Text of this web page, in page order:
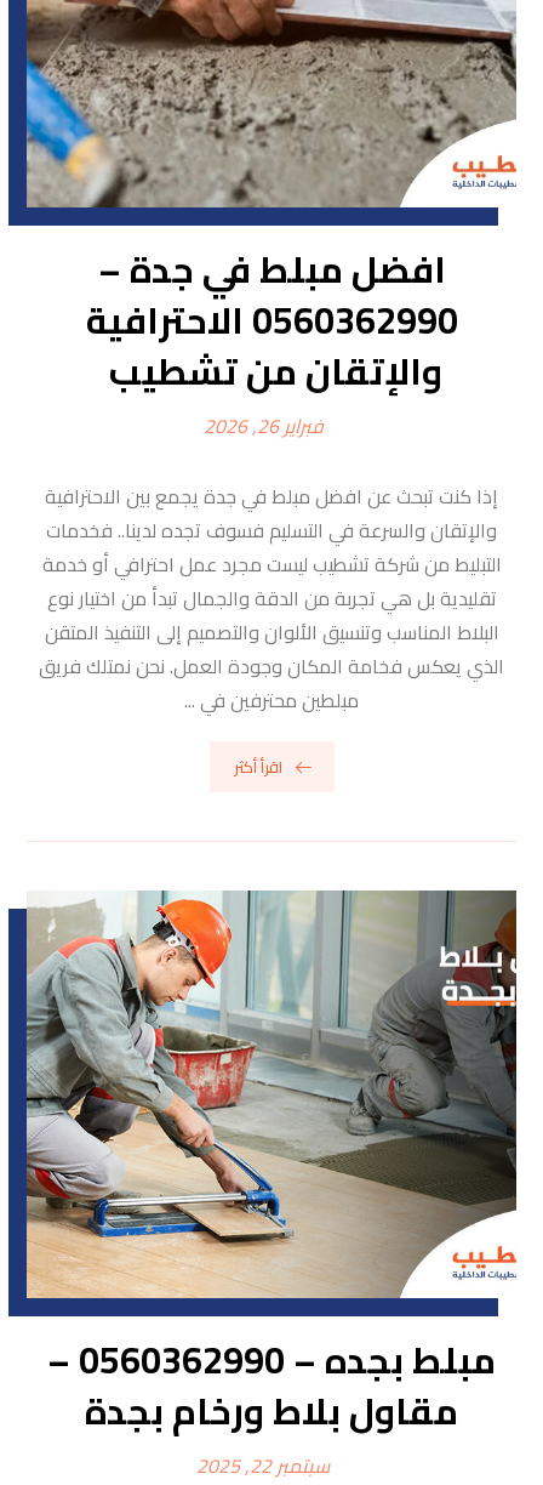
افضل مبلط في جدة –
0560362990 الاحترافية
والإتقان من تشطيب
فبراير 26, 2026
إذا كنت تبحث عن افضل مبلط في جدة يجمع بين الاحترافية
والإتقان والسرعة في التسليم فسوف تجده لدينا.. فخدمات
التبليط من شركة تشطيب ليست مجرد عمل احترافي أو خدمة
تقليدية بل هي تجربة من الدقة والجمال تبدأ من اختيار نوع
البلاط المناسب وتنسيق الألوان والتصميم إلى التنفيذ المتقن
الذي يعكس فخامة المكان وجودة العمل. نحن نمتلك فريق
مبلطين محترفين في ...
اقرأ أكثر
مبلط بجده – 0560362990 –
مقاول بلاط ورخام بجدة
سبتمبر 22, 2025